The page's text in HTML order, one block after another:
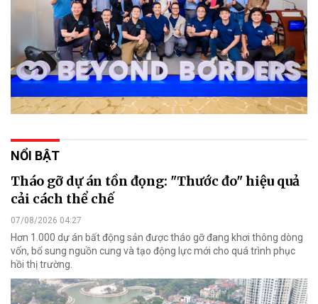
NỔI BẬT
Tháo gỡ dự án tồn đọng: "Thước đo" hiệu quả
cải cách thể chế
07/08/2026 04:27
Hơn 1.000 dự án bất động sản được tháo gỡ đang khơi thông dòng
vốn, bổ sung nguồn cung và tạo động lực mới cho quá trình phục
hồi thị trường.